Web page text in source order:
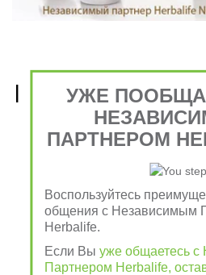
Рецепты,
из продуктов
УЖЕ
ПАРТНЕРОМ
Воспользуйтесь
общения с Независимым
Herbalife.
Если Выуже общаетесь
Партнером Herbalife,